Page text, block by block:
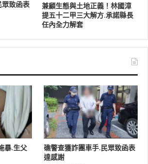
致函表
兼顧生態與土地正義！林國漳
提五十二甲三大解方.承諾縣長
任內全力解套
暴.生父
礁警查獲詐團車手.民眾致函表
達感謝